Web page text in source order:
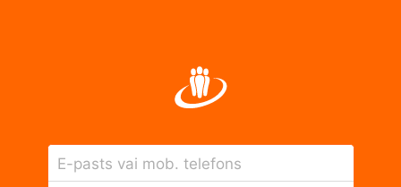
E-pasts vai mob. telefons